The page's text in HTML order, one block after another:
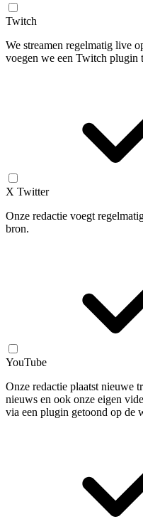
Twitch
We streamen regelmatig live
voegen we een Twitch plugin
X Twitter
Onze redactie voegt
bron.
YouTube
Onze redactie plaatst nieuwe
nieuws en ook onze eigen
via een plugin getoond op de